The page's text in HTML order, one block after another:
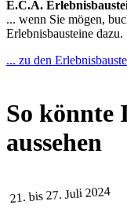
E.C.A.
... wenn Sie mögen,
Erlebnisbausteine dazu.
... zu den
So könnte
aussehen
21. bis 27. Juli 2024